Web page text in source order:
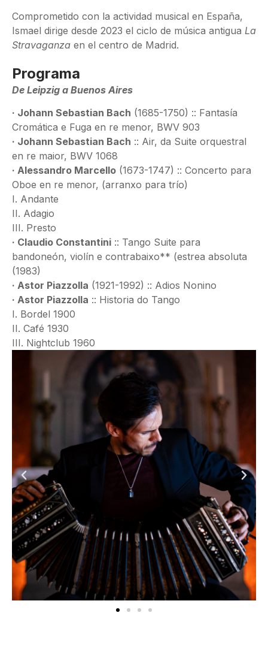
Comprometido con la actividad musical en España,
Ismael dirige desde 2023 el ciclo de música antigua La
Stravaganza en el centro de Madrid.
Programa
De Leipzig a Buenos Aires
· Johann Sebastian Bach (1685-1750) :: Fantasía
Cromática e Fuga en re menor, BWV 903
· Johann Sebastian Bach :: Air, da Suite orquestral
en re maior, BWV 1068
· Alessandro Marcello (1673-1747) :: Concerto para
Oboe en re menor, (arranxo para trío)
I. Andante
II. Adagio
III. Presto
· Claudio Constantini :: Tango Suite para
bandoneón, violín e contrabaixo** (estrea absoluta
(1983)
· Astor Piazzolla (1921-1992) :: Adios Nonino
· Astor Piazzolla :: Historia do Tango
I. Bordel 1900
II. Café 1930
III. Nightclub 1960